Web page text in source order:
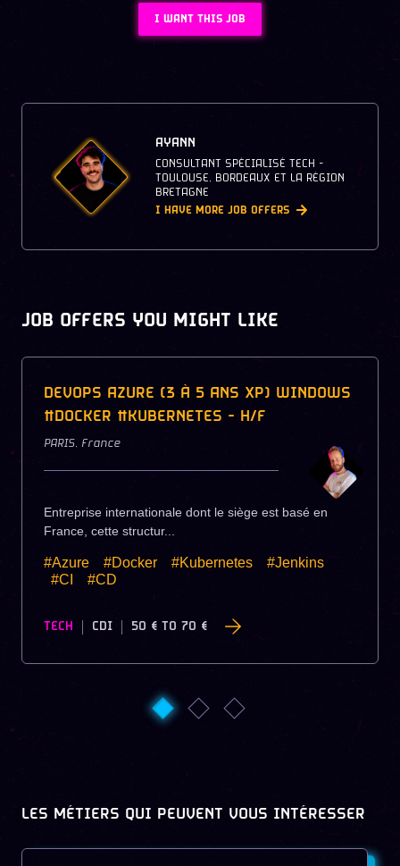
I WANT THIS JOB
AYANN
CONSULTANT SPÉCIALISÉ TECH -
TOULOUSE, BORDEAUX ET LA RÉGION
BRETAGNE
I HAVE MORE JOB OFFERS
JOB OFFERS YOU MIGHT LIKE
DEVOPS AZURE (3 À 5 ANS XP) WINDOWS
#DOCKER #KUBERNETES - H/F
PARIS, France
Entreprise internationale dont le siège est basé en
France, cette structur...
#Azure #Docker #Kubernetes
#Jenkins
#CI
#CD
TECH CDI 50 € TO 70 €
LES MÉTIERS QUI PEUVENT VOUS INTÉRESSER